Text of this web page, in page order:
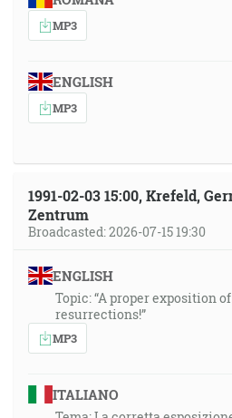
MP3
ENGLISH
MP3
1991-02-03 15:00, Krefeld,
Zentrum
Broadcasted: 2026-07-15 19:30
ENGLISH
Topic: “A proper exposition
resurrections!”
MP3
ITALIANO